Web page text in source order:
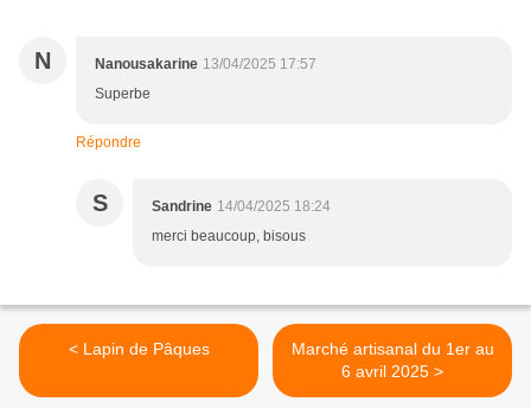
N Nanousakarine 13/04/2025 17:57
Superbe
Répondre
S Sandrine 14/04/2025 18:24
merci beaucoup, bisous
< Lapin de Pâques
Marché artisanal du 1er au
6 avril 2025 >